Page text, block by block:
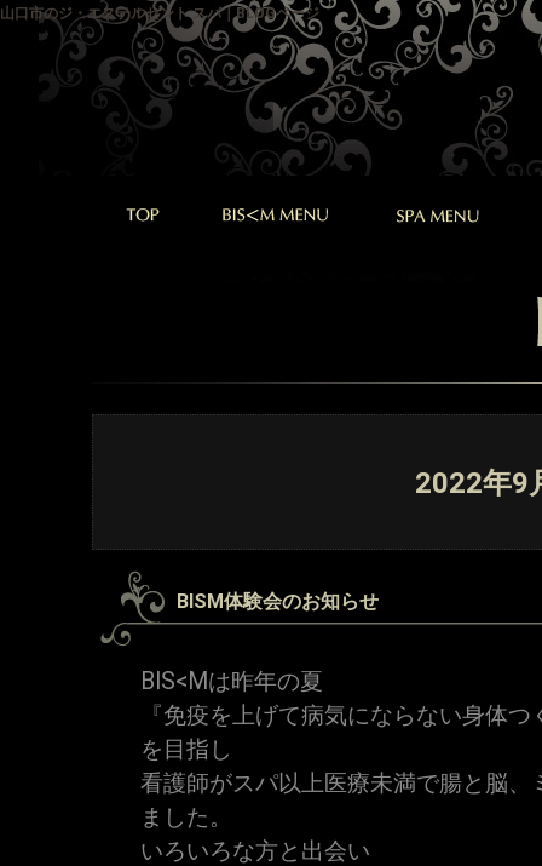
山口市のジ・エステルセント スパ｜BLOGページ
2022年9
BISM体験会のお知らせ
BIS<Mは昨年の夏
『免疫を上げて病気にならない身体つ
を目指し
看護師がスパ以上医療未満で腸と脳
ました。
いろいろな方と出会い